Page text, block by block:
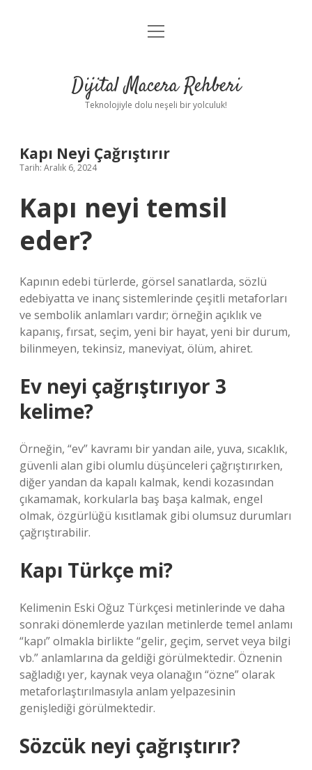
Anasayfa
Yasal Uyarı
menüyü
Dijital Macera Rehberi
Teknolojiyle dolu neşeli bir yolculuk!
Kapı Neyi Çağrıştırır
Tarih: Aralık 6, 2024
Kapı neyi temsil
eder?
Kapının edebi türlerde, görsel sanatlarda, sözlü
edebiyatta ve inanç sistemlerinde çeşitli metaforları
ve sembolik anlamları vardır; örneğin açıklık ve
kapanış, fırsat, seçim, yeni bir hayat, yeni bir durum,
bilinmeyen, tekinsiz, maneviyat, ölüm, ahiret.
Ev neyi çağrıştırıyor 3
kelime?
Örneğin, “ev” kavramı bir yandan aile, yuva, sıcaklık,
güvenli alan gibi olumlu düşünceleri çağrıştırırken,
diğer yandan da kapalı kalmak, kendi kozasından
çıkamamak, korkularla baş başa kalmak, engel
olmak, özgürlüğü kısıtlamak gibi olumsuz durumları
çağrıştırabilir.
Kapı Türkçe mi?
Kelimenin Eski Oğuz Türkçesi metinlerinde ve daha
sonraki dönemlerde yazılan metinlerde temel anlamı
“kapı” olmakla birlikte “gelir, geçim, servet veya bilgi
vb.” anlamlarına da geldiği görülmektedir. Öznenin
sağladığı yer, kaynak veya olanağın “özne” olarak
metaforlaştırılmasıyla anlam yelpazesinin
genişlediği görülmektedir.
Sözcük neyi çağrıştırır?